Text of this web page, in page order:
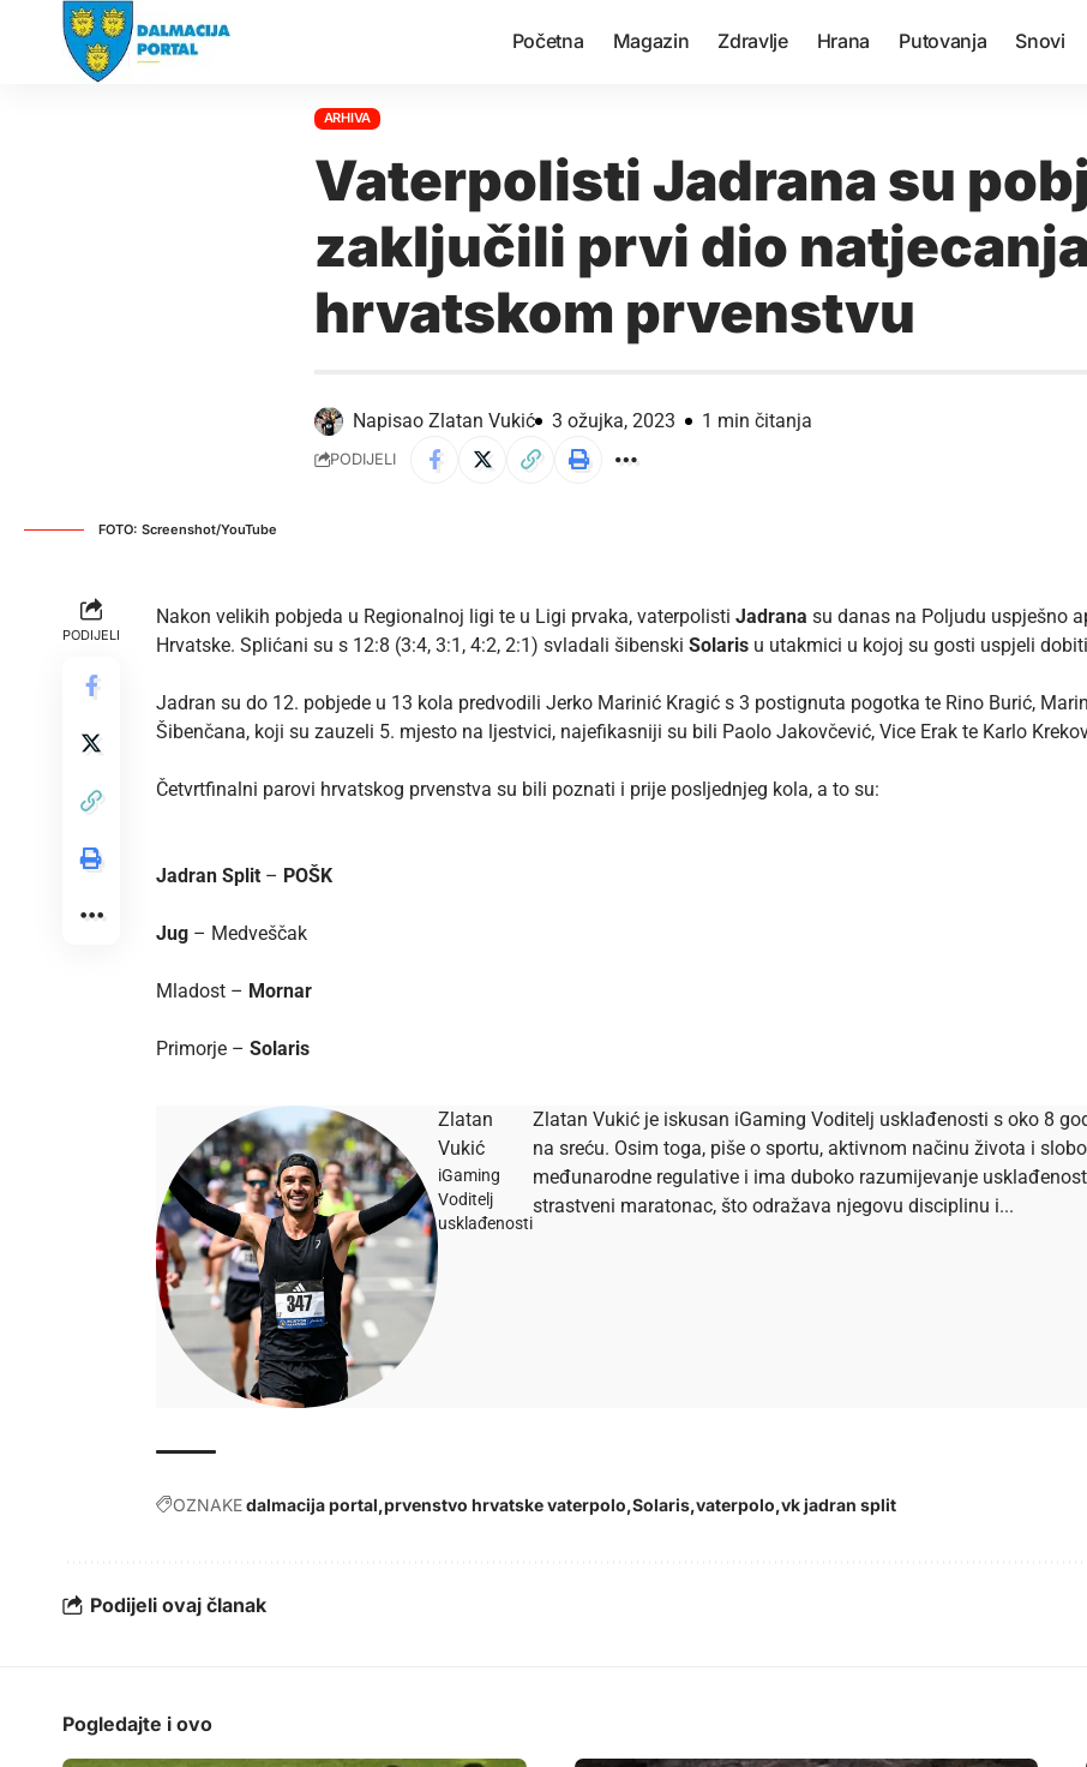
Početna Magazin Zdravlje Hrana Putovanja Snovi
ARHIVA
Vaterpolisti Jadrana su
zaključili prvi dio
hrvatskom prvenstvu
Napisao Zlatan Vukić 3 ožujka, 2023 1 min čitanja
PODIJELI
FOTO: Screenshot/YouTube
PODIJELI
Nakon velikih pobjeda u Regionalnoj ligi te u Ligi prvaka, vaterpolisti Jadrana su danas na Poljudu uspješno
Hrvatske. Splićani su s 12:8 (3:4, 3:1, 4:2, 2:1) svladali šibenski Solaris u utakmici u kojoj su gosti uspjeli
Jadran su do 12. pobjede u 13 kola predvodili Jerko Marinić Kragić s 3 postignuta pogotka te Rino Burić,
Šibenčana, koji su zauzeli 5. mjesto na ljestvici, najefikasniji su bili Paolo Jakovčević, Vice Erak te Karlo
Četvrtfinalni parovi hrvatskog prvenstva su bili poznati i prije posljednjeg kola, a to su:
Jadran Split – POŠK
Jug – Medveščak
Mladost – Mornar
Primorje – Solaris
Zlatan
Vukić
iGaming
Voditelj
usklađenosti
Zlatan Vukić je iskusan iGaming Voditelj usklađenosti s oko 8
na sreću. Osim toga, piše o sportu, aktivnom načinu života i
međunarodne regulative i ima duboko razumijevanje
strastveni maratonac, što odražava njegovu disciplinu i...
OZNAKEdalmacija portal prvenstvo hrvatske vaterpolo Solaris vaterpolo vk jadran split
Podijeli ovaj članak
Pogledajte i ovo